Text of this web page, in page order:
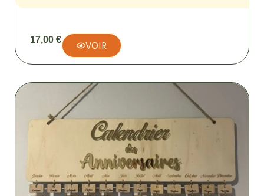
17,00 € VOIR